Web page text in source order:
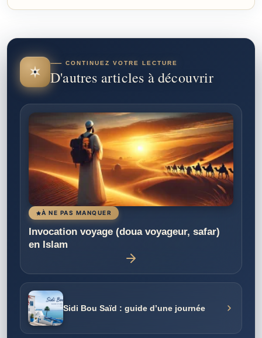
⸺ CONTINUEZ VOTRE LECTURE
D'autres articles à découvrir
À NE PAS MANQUER
Invocation voyage (doua voyageur, safar)
en Islam
Sidi Bou Saïd : guide d’une journée